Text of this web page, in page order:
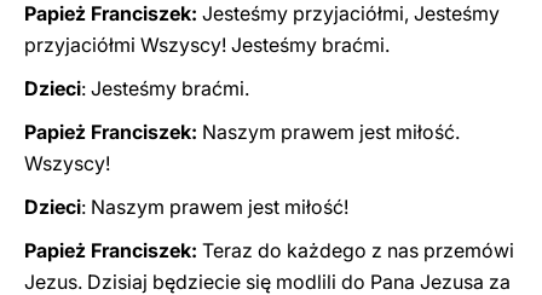
Papież Franciszek: Jesteśmy przyjaciółmi, Jesteśmy
przyjaciółmi Wszyscy! Jesteśmy braćmi.
Dzieci: Jesteśmy braćmi.
Papież Franciszek: Naszym prawem jest miłość.
Wszyscy!
Dzieci: Naszym prawem jest miłość!
Papież Franciszek: Teraz do każdego z nas przemówi
Jezus. Dzisiaj będziecie się modlili do Pana Jezusa za